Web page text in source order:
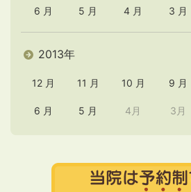
6 月 5 月 4 月 3 月
2013年
12 月 11 月 10 月 9 月
6 月 5 月 4月 3月